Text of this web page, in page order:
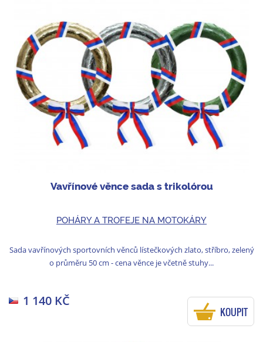
Vavřínové věnce sada s trikolórou
POHÁRY A TROFEJE NA MOTOKÁRY
Sada vavřínových sportovních věnců lístečkových zlato, stříbro, zelený
o průměru 50 cm - cena věnce je včetně stuhy...
1 140 KČ
KOUPIT